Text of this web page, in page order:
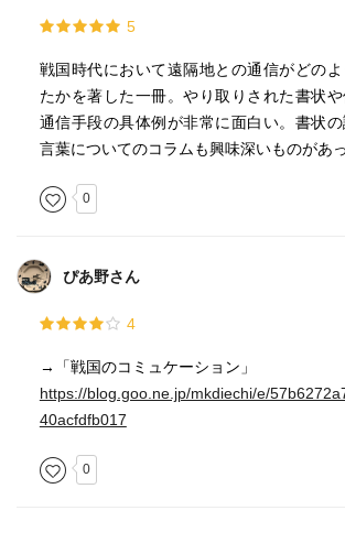
5
戦国時代において遠隔地との通信がどの
たかを著した一冊。やり取りされた書状
通信手段の具体例が非常に面白い。書状
言葉についてのコラムも興味深いものがあっ
0
ぴあ野さん
4
→「戦国のコミュケーション」
https://blog.goo.ne.jp/mkdiechi/e/
40acfdfb017
0